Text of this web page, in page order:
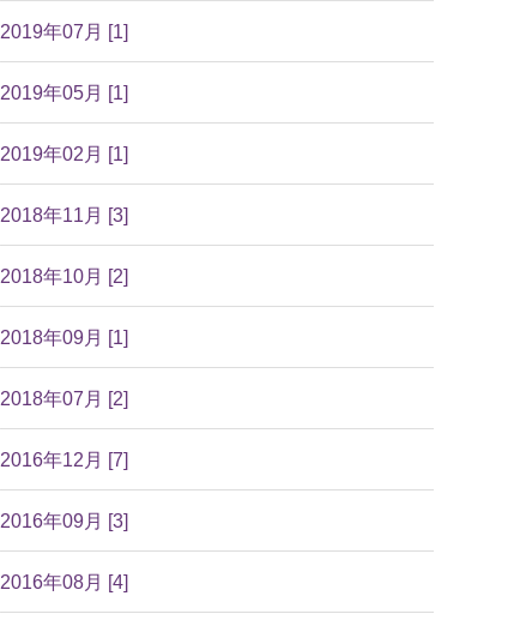
2019年07月 [1]
2019年05月 [1]
2019年02月 [1]
2018年11月 [3]
2018年10月 [2]
2018年09月 [1]
2018年07月 [2]
2016年12月 [7]
2016年09月 [3]
2016年08月 [4]